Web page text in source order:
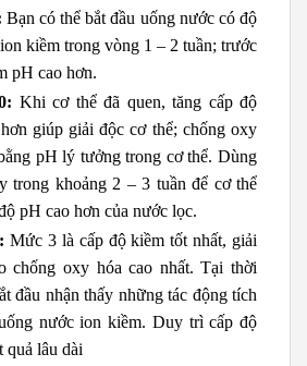
Bạn có thể bắt đầu uống nước có độ
kiềm trong vòng 1 – 2 tuần; trước
pH cao hơn.
Khi cơ thể đã quen, tăng cấp độ
giúp giải độc cơ thể; chống oxy
pH lý tưởng trong cơ thể. Dùng
trong khoảng 2 – 3 tuần để cơ thể
pH cao hơn của nước lọc.
Mức 3 là cấp độ kiềm tốt nhất, giải
chống oxy hóa cao nhất. Tại thời
đầu nhận thấy những tác động tích
nước ion kiềm. Duy trì cấp độ
quả lâu dài